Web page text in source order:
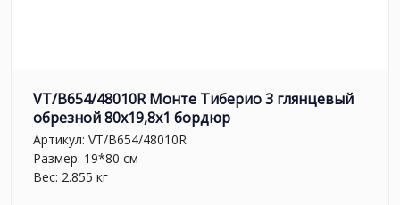
VT/B654/48010R Монте Тиберио 3 глянцевый
обрезной 80x19,8x1 бордюр
Артикул: VT/B654/48010R
Размер: 19*80 см
Вес: 2.855 кг